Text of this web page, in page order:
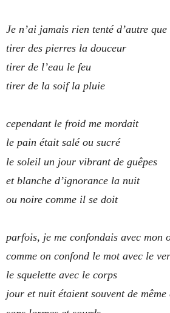
Je n’ai jamais rien tenté d’autre que
tirer des pierres la douceur
tirer de l’eau le feu
tirer de la soif la pluie
cependant le froid me mordait
le pain était salé ou sucré
le soleil un jour vibrant de guêpes
et blanche d’ignorance la nuit
ou noire comme il se doit
parfois, je me confondais avec mon
comme on confond le mot avec le
le squelette avec le corps
jour et nuit étaient souvent de